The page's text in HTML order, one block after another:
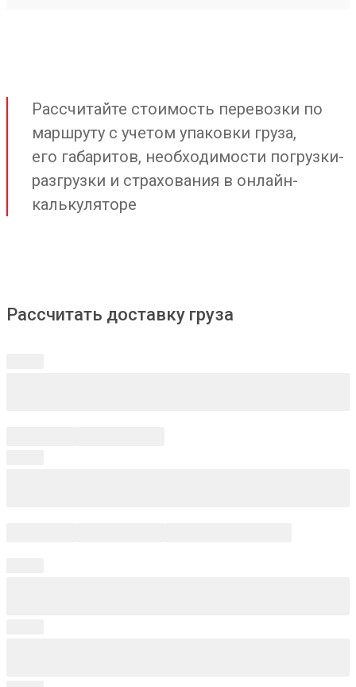
Рассчитайте стоимость перевозки по
маршруту с учетом упаковки груза,
его габаритов, необходимости погрузки-
разгрузки и страхования в онлайн-
калькуляторе
Рассчитать доставку груза